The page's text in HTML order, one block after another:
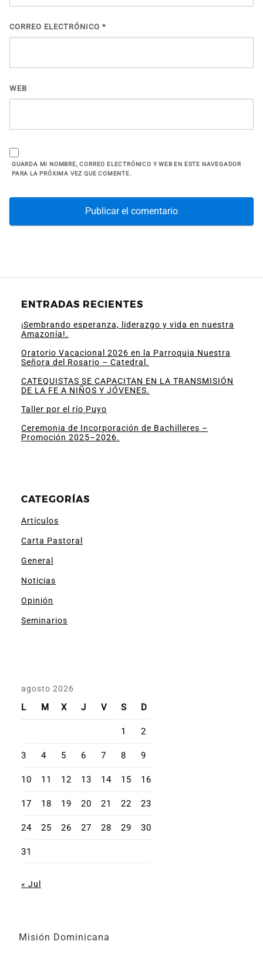
CORREO ELECTRÓNICO *
WEB
GUARDA MI NOMBRE, CORREO ELECTRÓNICO Y WEB EN ESTE NAVEGADOR
PARA LA PRÓXIMA VEZ QUE COMENTE.
ENTRADAS RECIENTES
¡Sembrando esperanza, liderazgo y vida en nuestra
Amazonía!.
Oratorio Vacacional 2026 en la Parroquia Nuestra
Señora del Rosario – Catedral.
CATEQUISTAS SE CAPACITAN EN LA TRANSMISIÓN
DE LA FE A NIÑOS Y JÓVENES.
Taller por el río Puyo
Ceremonia de Incorporación de Bachilleres –
Promoción 2025–2026.
CATEGORÍAS
Artículos
Carta Pastoral
General
Noticias
Opinión
Seminarios
agosto 2026
L M X J V S D
1 2
3 4 5 6 7 8 9
10 11 12 13 14 15 16
17 18 19 20 21 22 23
24 25 26 27 28 29 30
31
« Jul
Misión Dominicana